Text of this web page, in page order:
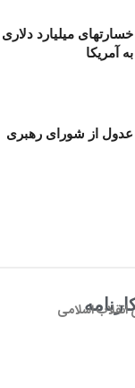
خسارتهای میلیارد
به آمریکا
عدول از شورای رهبری
اسلامی